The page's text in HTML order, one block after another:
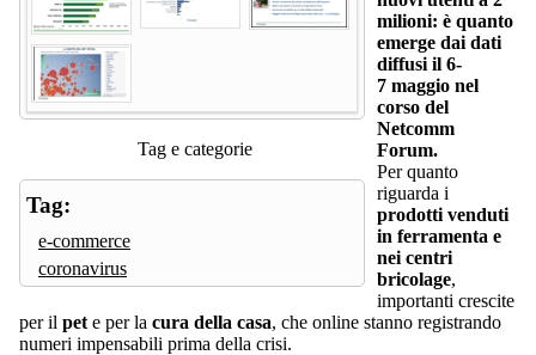
Tag e categorie
Tag:
e-commerce
coronavirus
milioni: è quanto
emerge dai dati
diffusi il 6-
7 maggio nel
corso del
Netcomm
Forum.
Per quanto
riguarda i
prodotti venduti
in ferramenta e
nei centri
bricolage,
importanti crescite
per il pet e per la cura della casa, che online stanno registrando
numeri impensabili prima della crisi.